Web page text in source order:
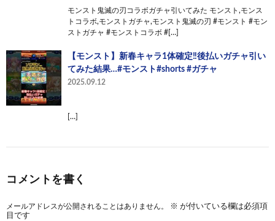
モンスト鬼滅の刃コラボガチャ引いてみた モンスト,モンス
トコラボ,モンストガチャ,モンスト鬼滅の刃 #モンスト #モン
ストガチャ #モンストコラボ #[…]
【モンスト】新春キャラ1体確定‼️後払いガチャ引い
てみた結果…#モンスト#shorts #ガチャ
2025.09.12
[…]
コメントを書く
メールアドレスが公開されることはありません。 ※ が付いている欄は必須項
目です